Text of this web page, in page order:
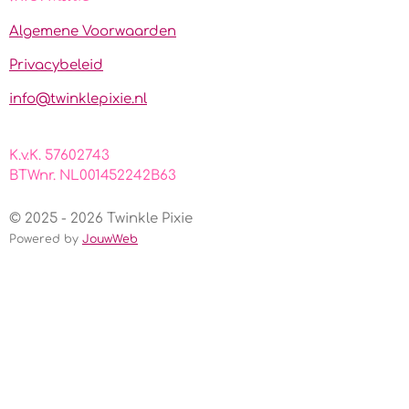
o
k
g
a
A
p
Algemene Voorwaarden
Privacybeleid
info@twinklepixie.nl
K.v.K. 57602743
BTWnr. NL001452242B63
© 2025 - 2026 Twinkle Pixie
Powered by JouwWeb